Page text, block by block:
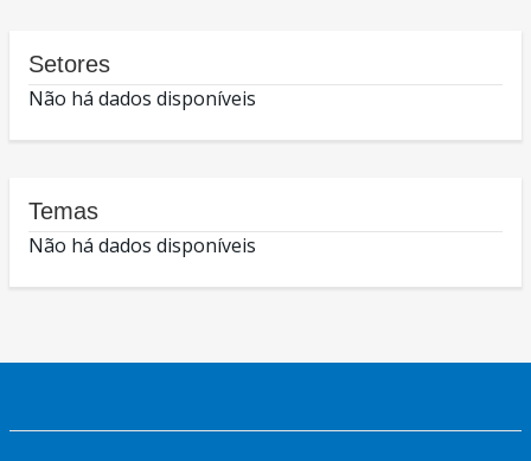
Setores
Não há dados disponíveis
Temas
Não há dados disponíveis